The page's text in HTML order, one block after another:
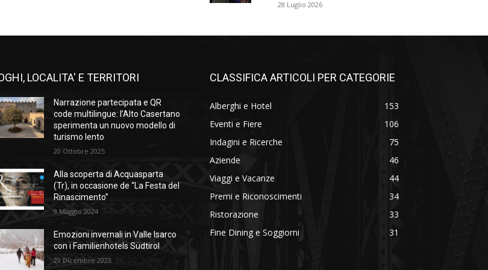
28 Luglio 2026
LOCALITA' E TERRITORI
Narrazione partecipata e QR
code multilingue: l’Alto Casertano
sperimenta un nuovo modello di
turismo lento
20 Ottobre 2025
Alla scoperta di Acquasparta
(Tr), in occasione de “La Festa del
Rinascimento”
9 Maggio 2024
Emozioni invernali in Valle Isarco
con i Familienhotels Südtirol
29 Dicembre 2023
CLASSIFICA ARTICOLI PER CATEGORIE
Alberghi e Hotel
153
Eventi e Fiere
106
Indagini e Ricerche
75
Aziende
46
Viaggi e Vacanze
44
Premi e Riconoscimenti
34
Ristorazione
33
Fine Dining e Soggiorni
31